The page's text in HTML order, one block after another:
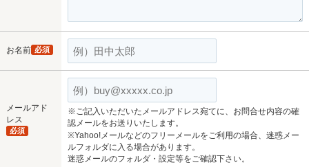
お名前 必須
メールアド
レス
必須
※ご記入いただいたメールアドレス宛てに、お問合せ内容の確
認メールをお送りいたします。
※Yahoo!メールなどのフリーメールをご利用の場合、迷惑メー
ルフォルダに入る場合があります。
迷惑メールのフォルダ・設定等をご確認下さい。